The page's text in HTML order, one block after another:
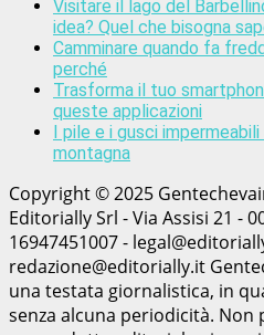
Visitare il lago del
idea? Quel che bisogna
Camminare quando fa
perché
Trasforma il tuo
queste applicazioni
I pile e i gusci
montagna
Copyright © 2025
Editorially Srl - Via Assisi 21 -
16947451007 -
redazione@editorially.it
una testata giornalistica, in
senza alcuna periodicità.